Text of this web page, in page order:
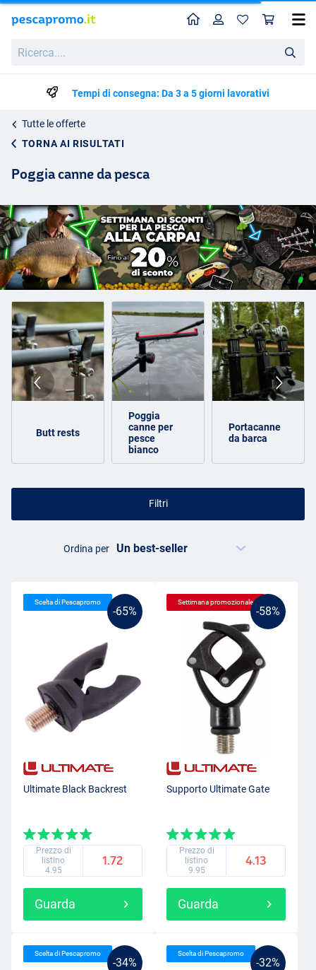
HomeProfilo
Tempi di consegna: Da 3 a 5 giorni lavorativi
Tutte le offerte
TORNA AI RISULTATI
Poggia canne da pesca
Butt rests
Poggia
canne per
pesce
bianco
Portacanne
da barca
Filtri
Ordina per
-65%
Scelta di Pescapromo
Ultimate Black Backrest
Prezzo di
listino
4.95
1.72
Guarda
-58%
Settimana promozionale
Supporto Ultimate Gate
Prezzo di
listino
9.95
4.13
Guarda
-34%
Scelta di Pescapromo
-32%
Scelta di Pescapromo